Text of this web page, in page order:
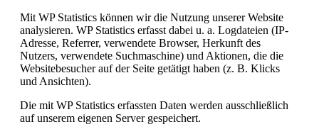
Mit WP Statistics können wir die Nutzung unserer Website
analysieren. WP Statistics erfasst dabei u. a. Logdateien (IP-
Adresse, Referrer, verwendete Browser, Herkunft des
Nutzers, verwendete Suchmaschine) und Aktionen, die die
Websitebesucher auf der Seite getätigt haben (z. B. Klicks
und Ansichten).
Die mit WP Statistics erfassten Daten werden ausschließlich
auf unserem eigenen Server gespeichert.